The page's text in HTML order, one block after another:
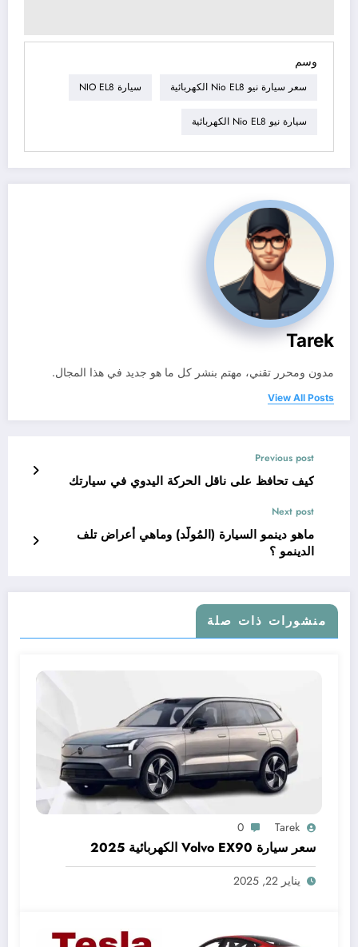
وسم
سعر سيارة نيو Nio EL8 الكهربائية سيارة NIO EL8
سيارة نيو Nio EL8 الكهربائية
Tarek
مدون ومحرر تقني، مهتم بنشر كل ما هو جديد في هذا المجال.
View All Posts
Previous post
كيف تحافظ على ناقل الحركة اليدوي في سيارتك
Next post
ماهو دينمو السيارة (المُولّد) وماهي أعراض تلف
الدينمو ؟
منشورات ذات صلة
Tarek
0
سعر سيارة Volvo EX90 الكهربائية 2025
يناير 22, 2025